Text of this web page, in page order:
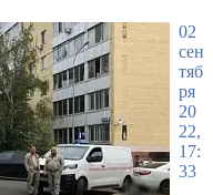
02
сен
тяб
ря
20
22,
17:
33